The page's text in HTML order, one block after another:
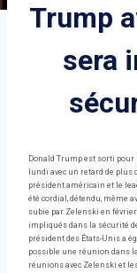
Trump
sera
Donald Trump est sorti
lundi avec un retard de
président américain et le
été cordial, détendu, même
subie par Zelenski en
impliqués dans la sécurité
président des États-Unis a
possible une réunion dans
réunions avec Zelenski et